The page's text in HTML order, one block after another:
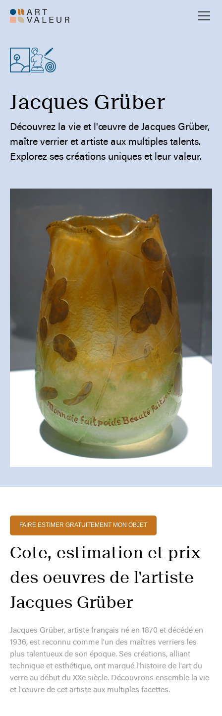
Jacques Grüber
Découvrez la vie et l'œuvre de Jacques Grüber,
maître verrier et artiste aux multiples talents.
Explorez ses créations uniques et leur valeur.
FAIRE ESTIMER GRATUITEMENT MON OBJET
Cote, estimation et prix
des oeuvres de l'artiste
Jacques Grüber
Jacques Grüber, artiste français né en 1870 et décédé en
1936, est reconnu comme l'un des maîtres verriers les
plus talentueux de son époque. Ses créations, alliant
technique et esthétique, ont marqué l'histoire de l'art du
verre au début du XXe siècle. Découvrons ensemble la vie
et l'œuvre de cet artiste aux multiples facettes.